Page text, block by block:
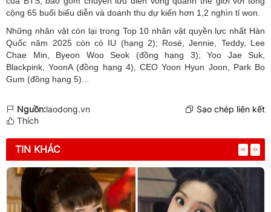
cộng 65 buổi biểu diễn và doanh thu dự kiến ​​hơn 1,2 nghìn tỉ won.
Những nhân vật còn lại trong Top 10 nhân vật quyền lực nhất Hàn
Quốc năm 2025 còn có IU (hạng 2); Rosé, Jennie, Teddy, Lee
Chae Min, Byeon Woo Seok (đồng hạng 3); Yoo Jae Suk,
Blackpink, YoonA (đồng hạng 4), CEO Yoon Hyun Joon, Park Bo
Gum (đồng hạng 5)...
Nguồn:laodong.vn
Sao chép liên kết
Thích
TIN KHÁC